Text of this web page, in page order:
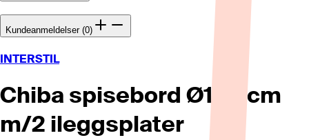
Kundeanmeldelser (0)
INTERSTIL
Chiba spisebord Ø120 cm
m/2 ileggsplater